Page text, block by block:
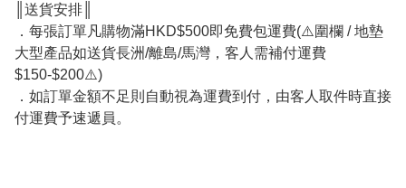
║送貨安排║
．每張訂單凡購物滿HKD$500即免費包運費(⚠️圍欄 / 地墊
大型產品如送貨長洲/離島/馬灣，客人需補付運費
$150-$200⚠️)
．如訂單金額不足則自動視為運費到付，由客人取件時直接
付運費予速遞員。